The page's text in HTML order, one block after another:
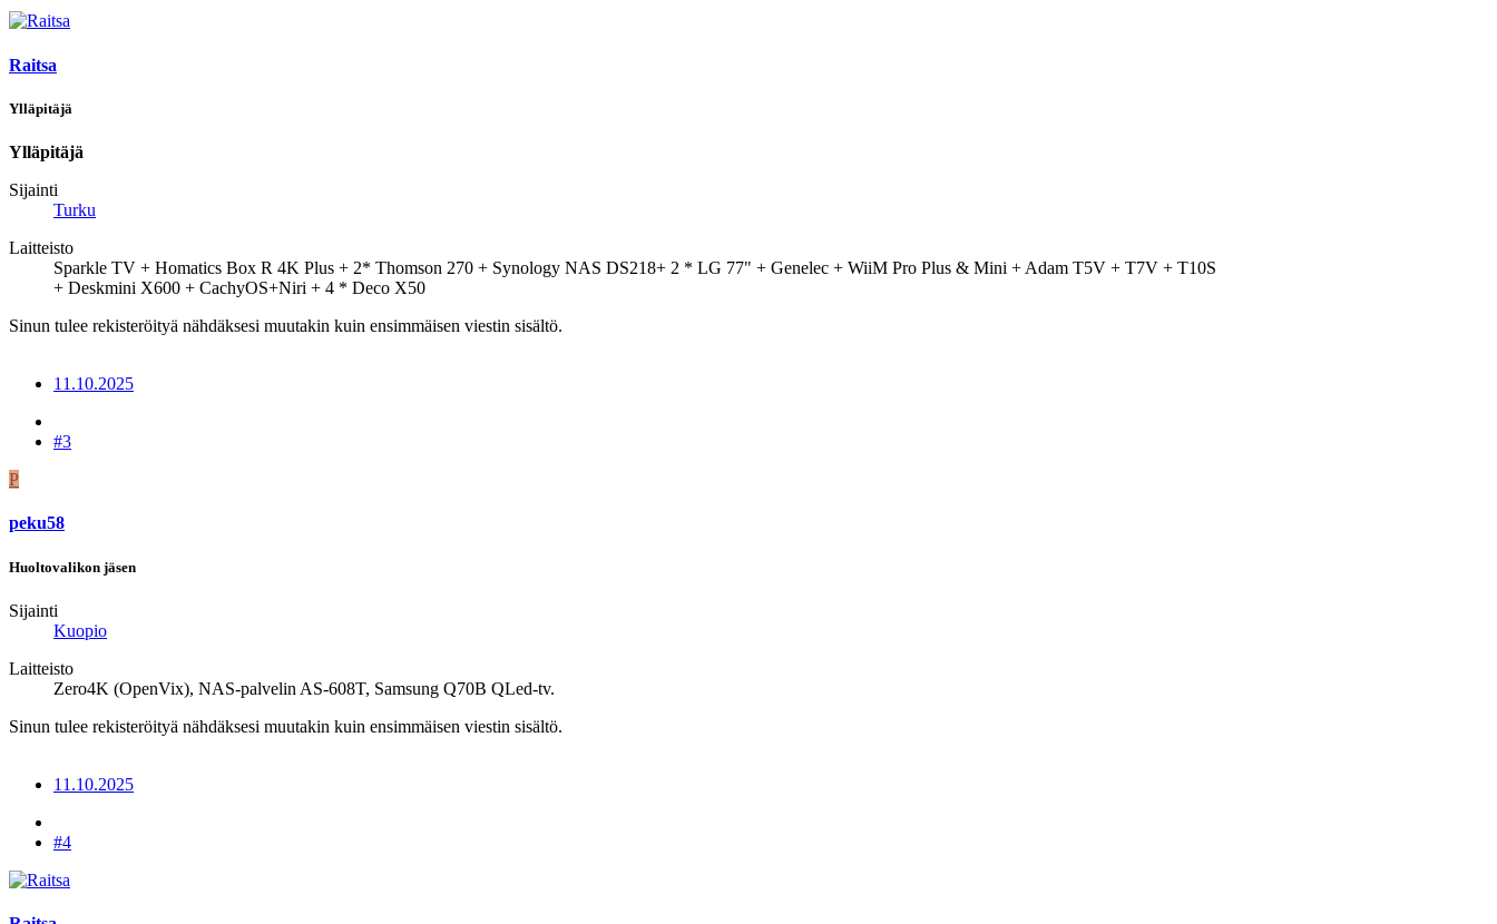
Raitsa
Ylläpitäjä
Ylläpitäjä
Sijainti
Turku
Laitteisto
Sparkle TV + Homatics Box R 4K Plus + 2* Thomson 270 + Synology NAS DS218+ 2 * LG 77" + Genelec + WiiM Pro Plus & Mini + Adam T5V + T7V + T10S
+ Deskmini X600 + CachyOS+Niri + 4 * Deco X50
Sinun tulee rekisteröityä nähdäksesi muutakin kuin ensimmäisen viestin sisältö.
11.10.2025
#3
P
peku58
Huoltovalikon jäsen
Sijainti
Kuopio
Laitteisto
Zero4K (OpenVix), NAS-palvelin AS-608T, Samsung Q70B QLed-tv.
Sinun tulee rekisteröityä nähdäksesi muutakin kuin ensimmäisen viestin sisältö.
11.10.2025
#4